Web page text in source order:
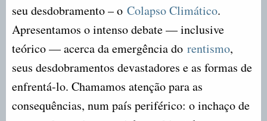
seu desdobramento – o Colapso Climático.
Apresentamos o intenso debate — inclusive
teórico — acerca da emergência do rentismo,
seus desdobramentos devastadores e as formas de
enfrentá-lo. Chamamos atenção para as
consequências, num país periférico: o inchaço de